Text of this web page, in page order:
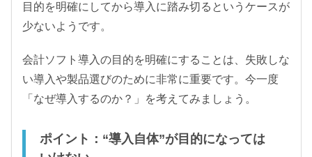
目的を明確にしてから導入に踏み切るというケースが
少ないようです。
会計ソフト導入の目的を明確にすることは、失敗しな
い導入や製品選びのために非常に重要です。今一度
「なぜ導入するのか？」を考えてみましょう。
ポイント：“導入自体”が目的になっては